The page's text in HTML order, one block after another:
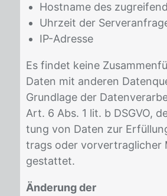
Hostname des
Uhrzeit der
IP-Adresse
Es fin­det kei­ne
Da­ten mit an­de­ren
Grund­la­ge der
Art. 6 Abs. 1 lit. b DS­GVO,
tung von Da­ten zur
trags oder vor­ver­trag­li­cher
ge­stat­tet.
Änderung der